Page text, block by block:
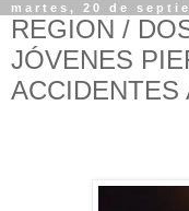
martes, 20 de
REGION /
JÓVENES
ACCIDENTES